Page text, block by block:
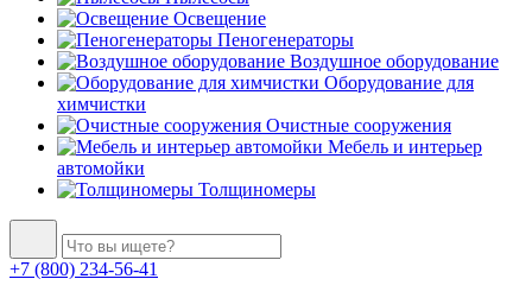
Освещение
Пеногенераторы
Воздушное оборудование
Оборудование для
химчистки
Очистные сооружения
Мебель и интерьер
автомойки
Толщиномеры
+7 (800) 234-56-41